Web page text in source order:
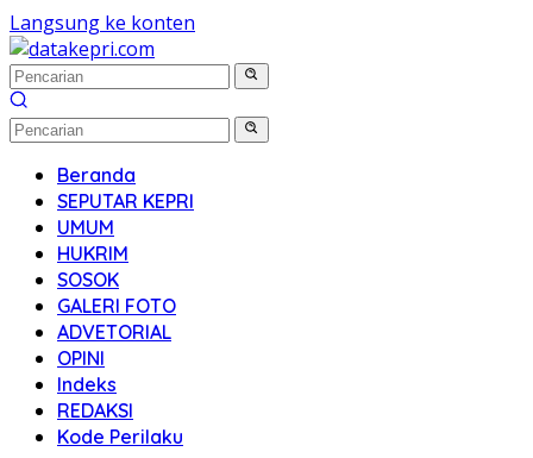
Langsung ke konten
Beranda
SEPUTAR KEPRI
UMUM
HUKRIM
SOSOK
GALERI FOTO
ADVETORIAL
OPINI
Indeks
REDAKSI
Kode Perilaku